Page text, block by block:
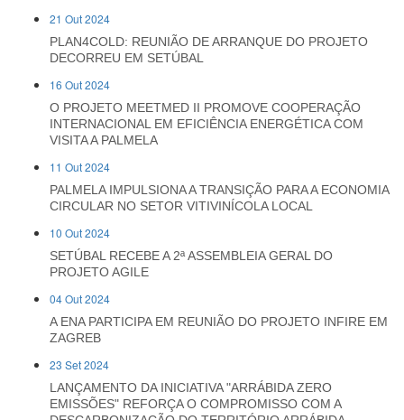
21 Out 2024
PLAN4COLD: REUNIÃO DE ARRANQUE DO PROJETO
DECORREU EM SETÚBAL
16 Out 2024
O PROJETO MEETMED II PROMOVE COOPERAÇÃO
INTERNACIONAL EM EFICIÊNCIA ENERGÉTICA COM
VISITA A PALMELA
11 Out 2024
PALMELA IMPULSIONA A TRANSIÇÃO PARA A ECONOMIA
CIRCULAR NO SETOR VITIVINÍCOLA LOCAL
10 Out 2024
SETÚBAL RECEBE A 2ª ASSEMBLEIA GERAL DO
PROJETO AGILE
04 Out 2024
A ENA PARTICIPA EM REUNIÃO DO PROJETO INFIRE EM
ZAGREB
23 Set 2024
LANÇAMENTO DA INICIATIVA "ARRÁBIDA ZERO
EMISSÕES" REFORÇA O COMPROMISSO COM A